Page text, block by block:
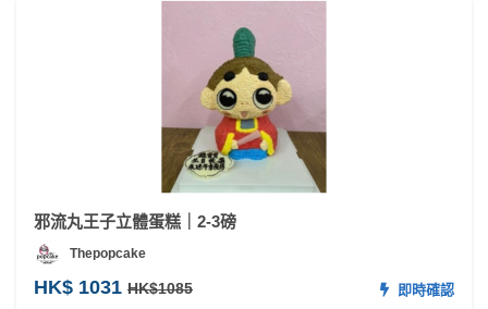
邪流丸王子立體蛋糕｜2-3磅
Thepopcake
HK$ 1031 HK$1085
即時確認